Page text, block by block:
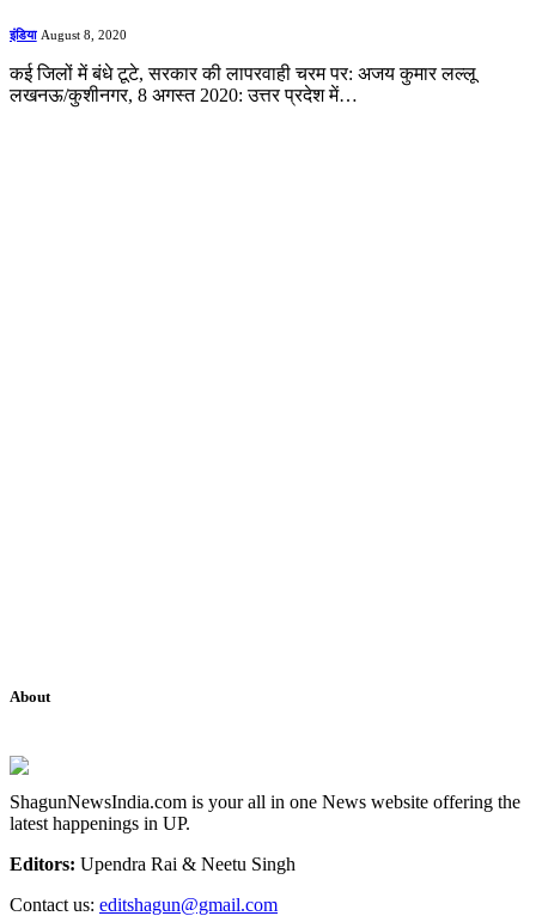
इंडिया August 8, 2020
कई जिलों में बंधे टूटे, सरकार की लापरवाही चरम पर: अजय कुमार लल्लू
लखनऊ/कुशीनगर, 8 अगस्त 2020: उत्तर प्रदेश में…
About
ShagunNewsIndia.com is your all in one News website offering the
latest happenings in UP.
Editors: Upendra Rai & Neetu Singh
Contact us: editshagun@gmail.com